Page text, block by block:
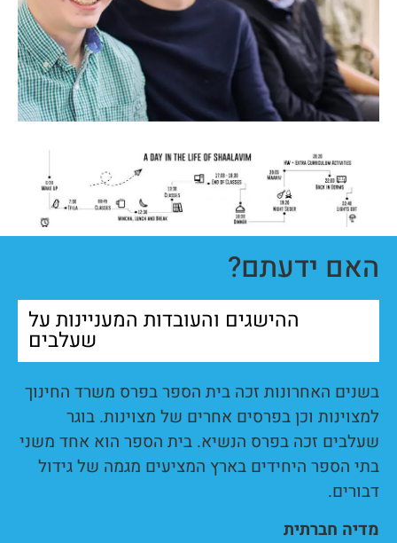
האם ידעתם?
ההישגים והעובדות המעניינות על
שעלבים
בשנים האחרונות זכה בית הספר בפרס משרד החינוך
למצוינות וכן בפרסים אחרים של מצוינות. בוגר
שעלבים זכה בפרס הנשיא. בית הספר הוא אחד משני
בתי הספר היחידים בארץ המציעים מגמה של גידול
דבורים.
מדיה חברתית